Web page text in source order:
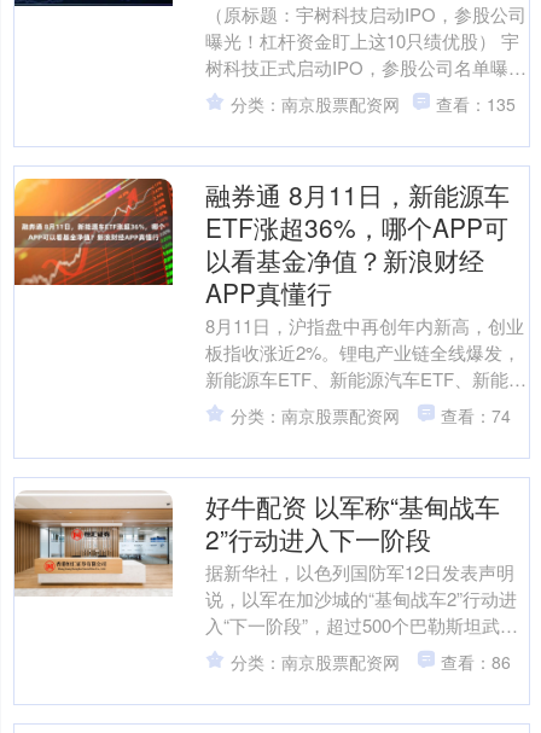
（原标题：宇树科技启动IPO，参股公司
曝光！杠杆资金盯上这10只绩优股） 宇
树科技正式启动IPO，参股公司名单曝
光。 7月18日，中国证监会官网显示，杭
州宇树科....
分类：南京股票配资网 查看：135
融券通 8月11日，新能源车
ETF涨超36%，哪个APP可
以看基金净值？新浪财经
APP真懂行
8月11日，沪指盘中再创年内新高，创业
板指收涨近2%。锂电产业链全线爆发，
新能源车ETF、新能源汽车ETF、新能车
ETF均涨超3.6%。 一站式基金服务平
台，让....
分类：南京股票配资网 查看：74
好牛配资 以军称“基甸战车
2”行动进入下一阶段
据新华社，以色列国防军12日发表声明
说，以军在加沙城的“基甸战车2”行动进
入“下一阶段”，超过500个巴勒斯坦武装
组织目标遭到打击。声明称，以军继续
对加沙城的巴....
分类：南京股票配资网 查看：86